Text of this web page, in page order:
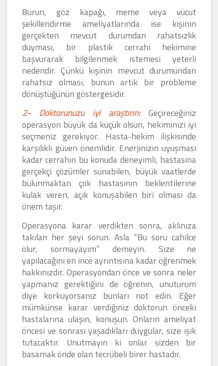
Burun, göz kapağı, meme veya vücut
şekillendirme ameliyatlarında ise kişinin
gerçekten mevcut durumdan rahatsızlık
duyması, bir plastik cerrahi hekimine
başvurarak bilgilenmek istemesi yeterli
nedendir. Çünkü kişinin mevcut durumundan
rahatsız olması, bunun artık bir probleme
dönüştüğünün göstergesidir.
2- Doktorunuzu iyi araştırın:Geçireceğiniz
operasyon büyük da küçük olsun, hekiminizi iyi
seçmeniz gerekiyor. Hasta-hekim ilişkisinde
karşılıklı güven önemlidir. Enerjinizin uyuşması
kadar cerrahın bu konuda deneyimli, hastasına
gerçekçi çözümler sunabilen, büyük vaatlerde
bulunmaktan çok hastasının beklentilerine
kulak veren, açık konuşabilen biri olması da
önem taşır.
Operasyona karar verdikten sonra, aklınıza
takılan her şeyi sorun. Asla “Bu soru cahilce
olur, sormayayım” demeyin. Size ne
yapılacağını en ince ayrıntısına kadar öğrenmek
hakkınızdır. Operasyondan önce ve sonra neler
yapmanız gerektiğini de öğrenin, unuturum
diye korkuyorsanız bunları not edin. Eğer
mümkünse karar verdiğiniz doktorun önceki
hastalarına ulaşın, konuşun. Onların ameliyat
öncesi ve sonrası yaşadıkları duygular, size ışık
tutacaktır. Unutmayın ki onlar sizden bir
basamak önde olan tecrübeli birer hastadır.